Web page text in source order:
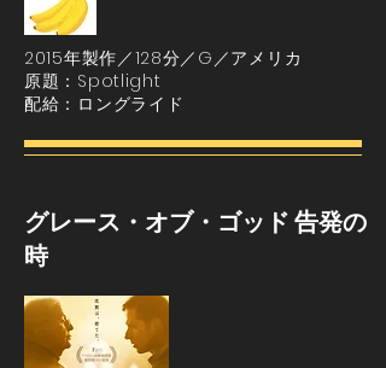
2015年製作／128分／G／アメリカ
原題：Spotlight
配給：ロングライド
グレース・オブ・ゴッド 告発の
時